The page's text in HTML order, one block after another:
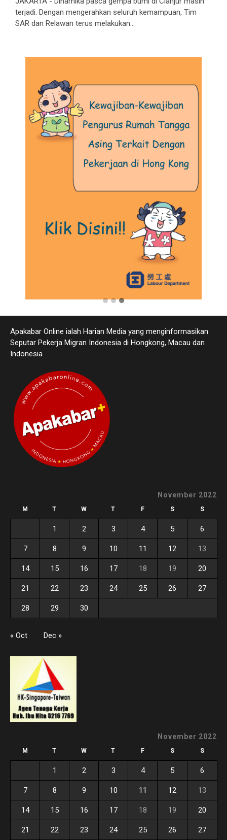
terjadi. Dengan mengerahkan seluruh kemampuan, Tim
SAR dan Relawan terus melakukan...
Apakabar Online ialah Harian Media yang menginformasikan
Seputar Pekerja Migran Indonesia di Hongkong, Macau dan
Indonesia
November 2022
M T W T F S S
1 2 3 4 5 6
7 8 9 10 11 12 13
14 15 16 17 18 19 20
21 22 23 24 25 26 27
28 29 30
« Oct Dec »
November 2022
M T W T F S S
1 2 3 4 5 6
7 8 9 10 11 12 13
14 15 16 17 18 19 20
21 22 23 24 25 26 27